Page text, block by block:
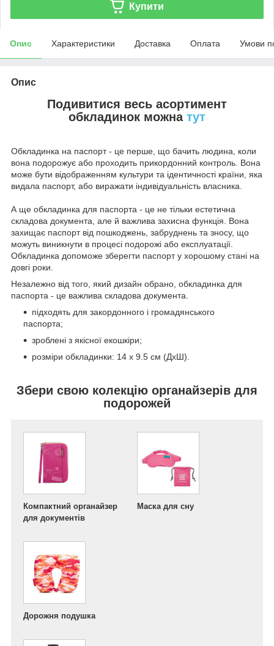
Купити
Опис Характеристики Доставка Оплата Умови
Опис
Подивитися весь асортимент
обкладинок можна тут
Обкладинка на паспорт - це перше, що бачить людина, коли
вона подорожує або проходить прикордонний контроль. Вона
може бути відображенням культури та ідентичності країни, яка
видала паспорт, або виражати індивідуальність власника.
А ще обкладинка для паспорта - це не тільки естетична
складова документа, але й важлива захисна функція. Вона
захищає паспорт від пошкоджень, забруднень та зносу, що
можуть виникнути в процесі подорожі або експлуатації.
Обкладинка допоможе зберегти паспорт у хорошому стані на
довгі роки.
Незалежно від того, який дизайн обрано, обкладинка для
паспорта - це важлива складова документа.
підходять для закордонного і громадянського
паспорта;
зроблені з якісної екошкіри;
розміри обкладинки: 14 х 9.5 см (ДхШ).
Збери свою колекцію органайзерів для
подорожей
Компактний органайзер
для документів
Маска для сну
Дорожня подушка